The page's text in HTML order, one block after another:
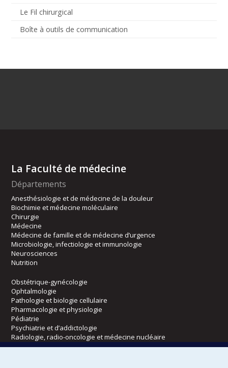
Le Fil chirurgical
Boîte à outils de communication
La Faculté de médecine
Départements
Anesthésiologie et de médecine de la douleur
Biochimie et médecine moléculaire
Chirurgie
Médecine
Médecine de famille et de médecine d’urgence
Microbiologie, infectiologie et immunologie
Neurosciences
Nutrition
Obstétrique-gynécologie
Ophtalmologie
Pathologie et biologie cellulaire
Pharmacologie et physiologie
Pédiatrie
Psychiatrie et d’addictologie
Radiologie, radio-oncologie et médecine nucléaire